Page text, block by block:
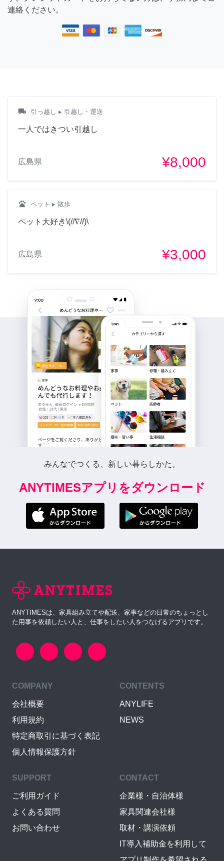
連絡ください。
local_shipping 引っ越し ▸ 引越し・運送
一人ではきつい引越し
広島県 ¥8,000
pets ペット ▸ 散歩
ペット大好き\(//∇//)\
広島県 ¥3,000
みんなでつくる、新しい暮らしかた。
ANYTIMESアプリをダウンロード
ANYTIMESは、家具組み立てや配送、家事などの日常のちょっとし
た用事を依頼したい人と、仕事をしたい人をつなげるアプリです。
COMPANY
会社概要
利用規約
特定商取引に基づく表記
個人情報保護方針
CONTENTS
ANYLIFE
NEWS
SUPPORT
ご利用ガイド
よくある質問
お問い合わせ
CONTACT
企業様・自治体様
家具関連会社様
取材・講演依頼
IT導入補助金を利用して